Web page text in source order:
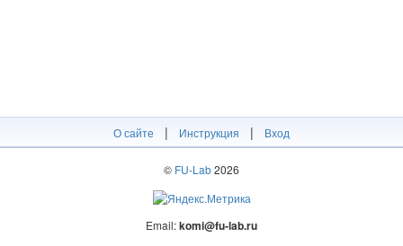
О сайте | Инструкция | Вход
© FU-Lab2026
Email:komi@fu-lab.ru